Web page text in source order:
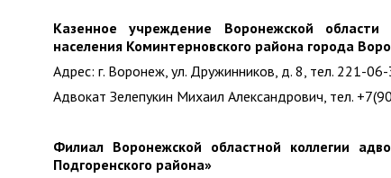
Казенное учреждение Воронежской
населения Коминтерновского района города
Адрес: г. Воронеж, ул. Дружинников, д. 8, тел. 221-
Адвокат Зелепукин Михаил Александрович, тел.
Филиал Воронежской областной коллегии
Подгоренского района»